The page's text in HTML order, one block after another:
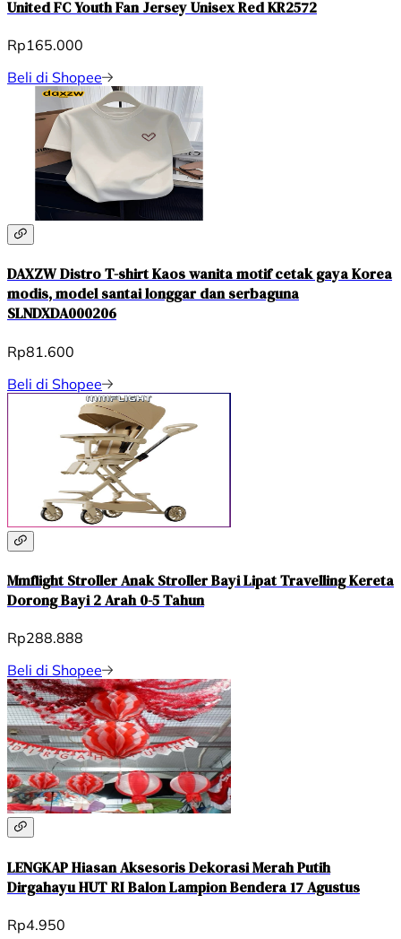
United FC Youth Fan Jersey Unisex Red KR2572
Rp165.000
Beli di Shopee
DAXZW Distro T-shirt Kaos wanita motif cetak gaya Korea
modis, model santai longgar dan serbaguna
SLNDXDA000206
Rp81.600
Beli di Shopee
Mmflight Stroller Anak Stroller Bayi Lipat Travelling Kereta
Dorong Bayi 2 Arah 0-5 Tahun
Rp288.888
Beli di Shopee
LENGKAP Hiasan Aksesoris Dekorasi Merah Putih
Dirgahayu HUT RI Balon Lampion Bendera 17 Agustus
Rp4.950